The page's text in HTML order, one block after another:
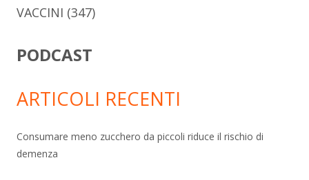
VACCINI (347)
PODCAST
ARTICOLI RECENTI
Consumare meno zucchero da piccoli riduce il rischio di
demenza